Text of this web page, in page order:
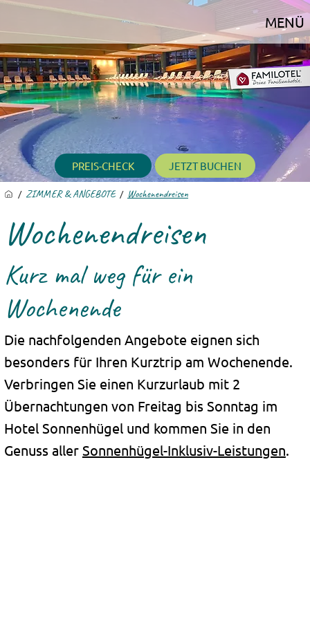
MENÜ
PREIS-CHECK JETZT BUCHEN
/ ZIMMER & ANGEBOTE / Wochenendreisen
Wochenendreisen
Kurz mal weg für ein
Wochenende
Die nachfolgenden Angebote eignen sich
besonders für Ihren Kurztrip am Wochenende.
Verbringen Sie einen Kurzurlaub mit 2
Übernachtungen von Freitag bis Sonntag im
Hotel Sonnenhügel und kommen Sie in den
Genuss aller Sonnenhügel-Inklusiv-Leistungen.